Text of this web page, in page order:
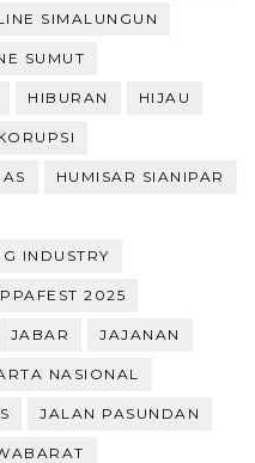
SIMALUNGUN
SUMUT
HIBURAN HIJAU
HUMISAR SIANIPAR
INDUSTRY
2025
JABAR JAJANAN
NASIONAL
JALAN PASUNDAN